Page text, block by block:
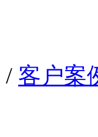
/ 客户案